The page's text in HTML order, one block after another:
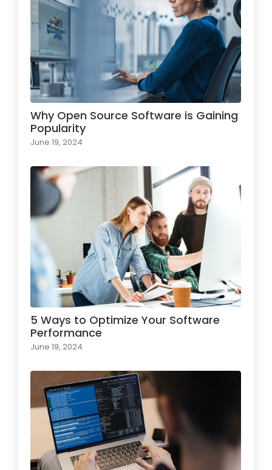
Why Open Source Software is Gaining
Popularity
June 19, 2024
5 Ways to Optimize Your Software
Performance
June 19, 2024